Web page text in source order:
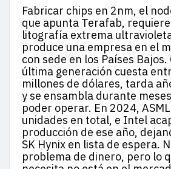
Fabricar chips en 2nm, el
que apunta Terafab,
litografía extrema
produce una empresa en el
con sede en los Países Bajos.
última generación cuesta
millones de dólares, tarda
y se ensambla durante
poder operar. En 2024,
unidades en total, e Intel
producción de ese año,
SK Hynix en lista de espera.
problema de dinero, pero lo